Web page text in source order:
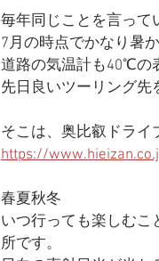
毎年同じことを言って
7月の時点でかなり暑
道路の気温計も40℃の
先日良いツーリング先
そこは、奥比叡ドライ
https://
春夏秋冬
いつ行っても楽しむこ
所です。